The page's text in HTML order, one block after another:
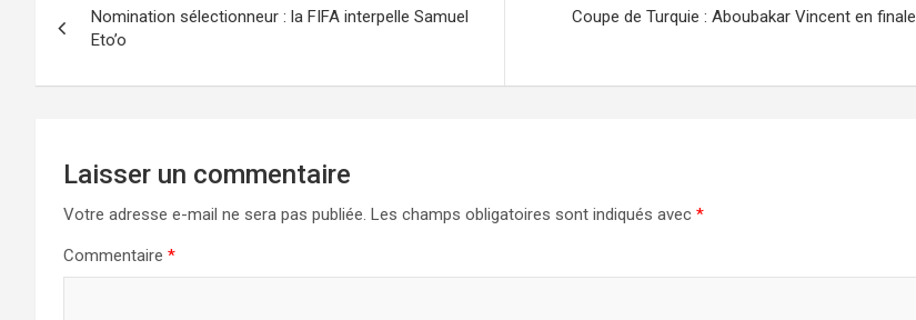
de
l’article
Nomination sélectionneur : la FIFA interpelle Samuel
Eto’o
Coupe de Turquie : Aboubakar Vincent en finale
Laisser un commentaire
Votre adresse e-mail ne sera pas publiée. Les champs obligatoires sont indiqués avec *
Commentaire *